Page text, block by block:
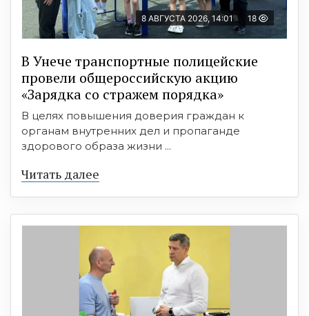
8 АВГУСТА 2026, 14:01 18
В Унече транспортные полицейские
провели общероссийскую акцию
«Зарядка со стражем порядка»
В целях повышения доверия граждан к
органам внутренних дел и пропаганде
здорового образа жизни ...
Читать далее